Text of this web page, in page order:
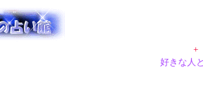
+
好きな人